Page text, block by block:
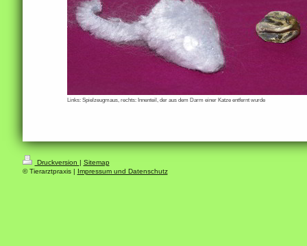
Links: Spielzeugmaus, rechts: Innenteil, der aus dem Darm einer Katze entfernt wurde
Druckversion | Sitemap
© Tierarztpraxis | Impressum und Datenschutz